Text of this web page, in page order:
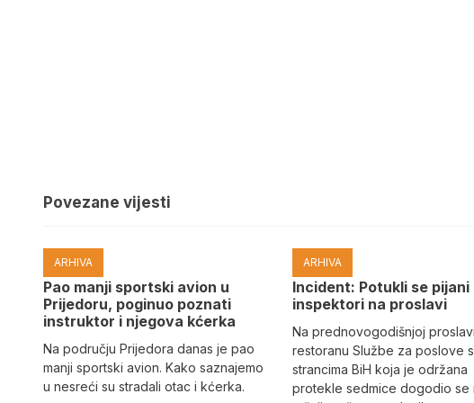
Povezane vijesti
ARHIVA
Pao manji sportski avion u
Prijedoru, poginuo poznati
instruktor i njegova kćerka
Na području Prijedora danas je pao
manji sportski avion. Kako saznajemo
u nesreći su stradali otac i kćerka.
ARHIVA
Incident: Potukli se pijani
inspektori na proslavi
Na prednovogodišnjoj
restoranu Službe za poslove
strancima BiH koja je održana
protekle sedmice dogodio se